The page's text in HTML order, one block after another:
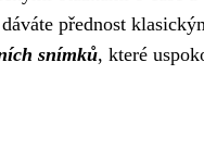
přednost
snímků, které